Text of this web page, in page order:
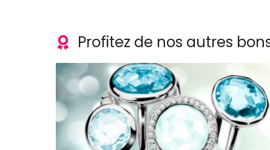
Profitez de nos autres